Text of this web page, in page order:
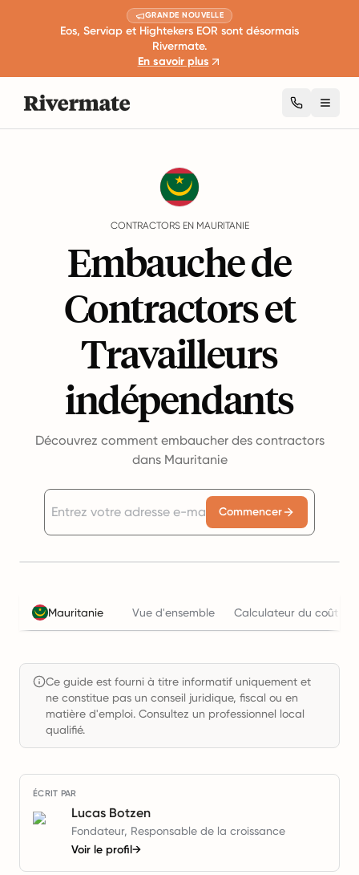
GRANDE NOUVELLE
Eos, Serviap et Hightekers EOR sont désormais
Rivermate.
En savoir plus
CONTRACTORS EN MAURITANIE
Embauche de
Contractors et
Travailleurs
indépendants
Découvrez comment embaucher des contractors
dans Mauritanie
Commencer
Mauritanie Vue d'ensemble Calculateur du coût de
Ce guide est fourni à titre informatif uniquement et
ne constitue pas un conseil juridique, fiscal ou en
matière d'emploi. Consultez un professionnel local
qualifié.
ÉCRIT PAR
Lucas Botzen
Fondateur, Responsable de la croissance
Voir le profil→